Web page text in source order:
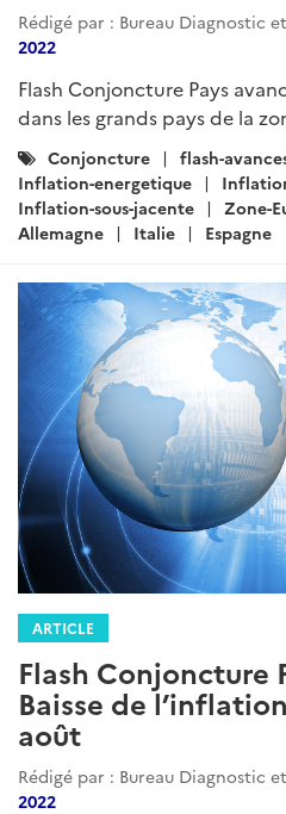
Rédigé par : Bureau Diagnostic
2022
Flash Conjoncture Pays
dans les grands pays de la
Catégories
:
Conjoncture flash-
Inflation-energetique
Inflation-sous-jacente
Zone-
Allemagne
Italie Espagne
ARTICLE
Flash Conjoncture
Baisse de
août
Rédigé par : Bureau Diagnostic
2022